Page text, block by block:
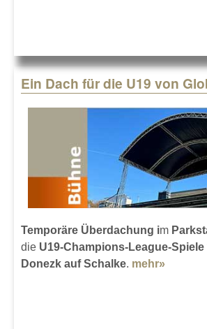
Ein Dach für die U19 von
Temporäre Überdachung im
die U19-Champions-League-Spiele
Donezk auf Schalke. mehr»